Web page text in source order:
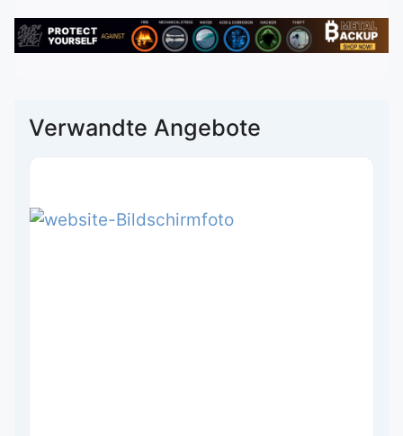
Verwandte Angebote